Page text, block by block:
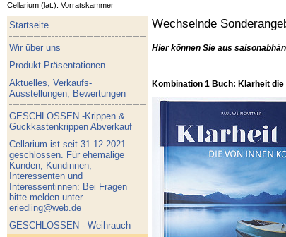
Cellarium (lat.): Vorratskammer
Startseite
Wir über uns
Produkt-Präsentationen
Aktuelles, Verkaufs-
Ausstellungen, Bewertungen
GESCHLOSSEN -Krippen &
Guckkastenkrippen Abverkauf
Cellarium ist seit 31.12.2021
geschlossen. Für ehemalige
Kunden, Kundinnen,
Interessenten und
Interessentinnen: Bei Fragen
bitte melden unter
eriedling@web.de
GESCHLOSSEN - Weihrauch
Wechselnde
Hier können Sie aus
Kombination 1 Buch: Klarheit